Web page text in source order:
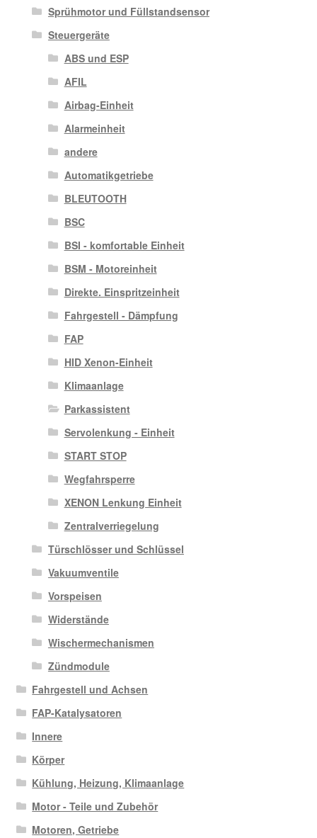
Sprühmotor und Füllstandsensor
Steuergeräte
ABS und ESP
AFIL
Airbag-Einheit
Alarmeinheit
andere
Automatikgetriebe
BLEUTOOTH
BSC
BSI - komfortable Einheit
BSM - Motoreinheit
Direkte. Einspritzeinheit
Fahrgestell - Dämpfung
FAP
HID Xenon-Einheit
Klimaanlage
Parkassistent
Servolenkung - Einheit
START STOP
Wegfahrsperre
XENON Lenkung Einheit
Zentralverriegelung
Türschlösser und Schlüssel
Vakuumventile
Vorspeisen
Widerstände
Wischermechanismen
Zündmodule
Fahrgestell und Achsen
FAP-Katalysatoren
Innere
Körper
Kühlung, Heizung, Klimaanlage
Motor - Teile und Zubehör
Motoren, Getriebe